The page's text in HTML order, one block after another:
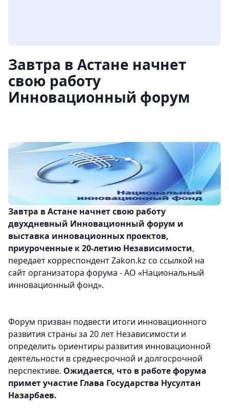
Завтра в Астане начнет
свою работу
Инновационный форум
Завтра в Астане начнет свою работу
двухдневный Инновационный форум и
выставка инновационных проектов,
приуроченные к 20-летию Независимости,
передает корреспондент Zakon.kz со ссылкой на
сайт организатора форума - АО «Национальный
инновационный фонд».
Форум призван подвести итоги инновационного
развития страны за 20 лет Независимости и
определить ориентиры развития инновационной
деятельности в среднесрочной и долгосрочной
перспективе. Ожидается, что в работе форума
примет участие Глава Государства Нусултан
Назарбаев.